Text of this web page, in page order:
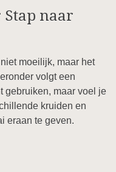
Stap naar
moeilijk, maar het
volgt een
gebruiken, maar voel je
kruiden en
eraan te geven.